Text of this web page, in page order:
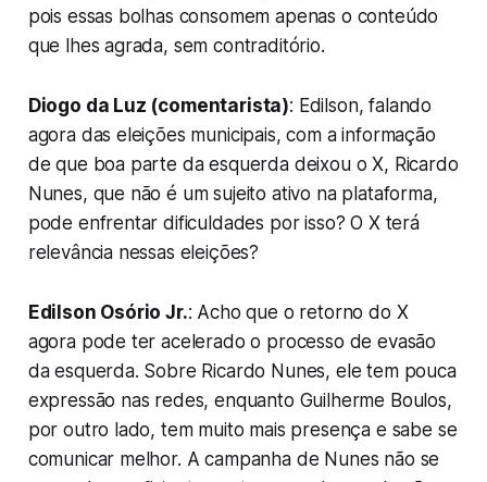
pois essas bolhas consomem apenas o conteúdo
que lhes agrada, sem contraditório.
Diogo da Luz (comentarista): Edilson, falando
agora das eleições municipais, com a informação
de que boa parte da esquerda deixou o X, Ricardo
Nunes, que não é um sujeito ativo na plataforma,
pode enfrentar dificuldades por isso? O X terá
relevância nessas eleições?
Edilson Osório Jr.: Acho que o retorno do X
agora pode ter acelerado o processo de evasão
da esquerda. Sobre Ricardo Nunes, ele tem pouca
expressão nas redes, enquanto Guilherme Boulos,
por outro lado, tem muito mais presença e sabe se
comunicar melhor. A campanha de Nunes não se